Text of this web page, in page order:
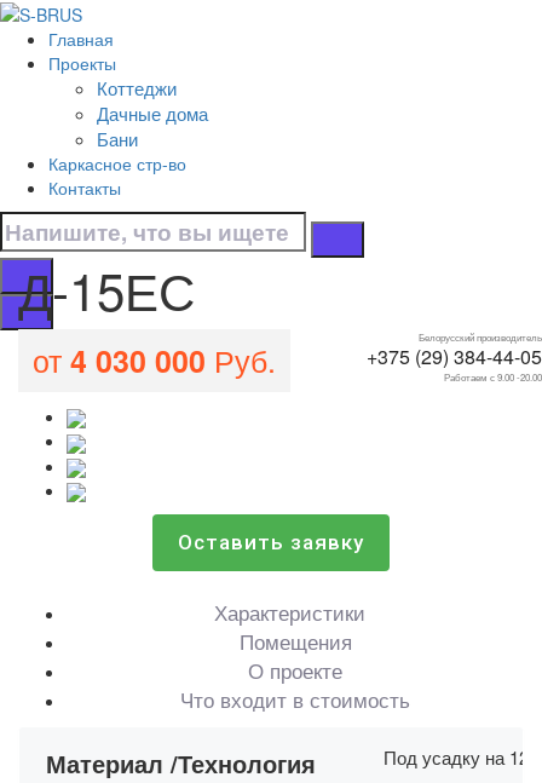
Перейти к контенту
Главная
Проекты
Коттеджи
Дачные дома
Бани
Каркасное стр-во
Контакты
Белорусский производитель
+375 (29) 384-44-05
Работаем с 9.00 -20.00
Д-15ЕС
Все проекты домов
Д-15ЕС
Д-15ЕС
от4 030 000 Руб.
Оставить заявку
Характеристики
Помещения
О проекте
Что входит в стоимость
Материал /Технология Под усадку на 12-